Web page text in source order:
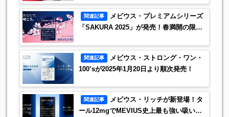
関連記事
メビウス・プレミアムシリーズ
「SAKURA 2025」が発売！春満開の限定
関連記事
メビウス・ストロング・ワン・
100’sが2025年1月20日より順次発売！
関連記事
メビウス・リッチが新登場！タ
ール12mgでMEVIUS史上最も強い吸いご